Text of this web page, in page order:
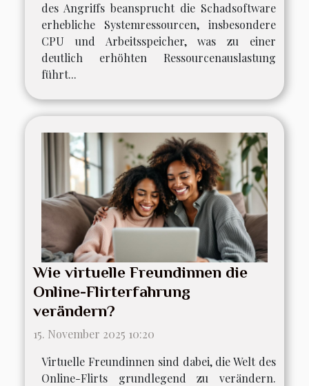
des Angriffs beansprucht die Schadsoftware
erhebliche Systemressourcen, insbesondere
CPU und Arbeitsspeicher, was zu einer
deutlich erhöhten Ressourcenauslastung
führt...
Wie virtuelle Freundinnen die
Online-Flirterfahrung
verändern?
15. November 2025 10:20
Virtuelle Freundinnen sind dabei, die Welt des
Online-Flirts grundlegend zu verändern.